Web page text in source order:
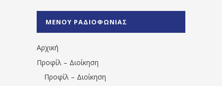
1531194763766854/" artist="" ]
ΜΕΝΟΥ ΡΑΔΙΟΦΩΝΙΑΣ
Αρχική
Προφίλ – Διοίκηση
Προφίλ – Διοίκηση